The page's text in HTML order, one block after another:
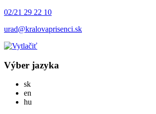
02/21 29 22 10
urad@kralovaprisenci.sk
Výber jazyka
skSlovensky
en
hu